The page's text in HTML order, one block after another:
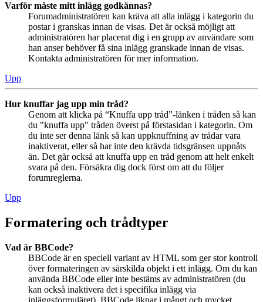
Varför måste mitt inlägg godkännas?
Forumadministratören kan kräva att alla inlägg i kategorin du
postar i granskas innan de visas. Det är också möjligt att
administratören har placerat dig i en grupp av användare som
han anser behöver få sina inlägg granskade innan de visas.
Kontakta administratören för mer information.
Upp
Hur knuffar jag upp min tråd?
Genom att klicka på “Knuffa upp tråd”-länken i tråden så kan
du "knuffa upp" tråden överst på förstasidan i kategorin. Om
du inte ser denna länk så kan uppknuffning av trådar vara
inaktiverat, eller så har inte den krävda tidsgränsen uppnåts
än. Det går också att knuffa upp en tråd genom att helt enkelt
svara på den. Försäkra dig dock först om att du följer
forumreglerna.
Upp
Formatering och trådtyper
Vad är BBCode?
BBCode är en speciell variant av HTML som ger stor kontroll
över formateringen av särskilda objekt i ett inlägg. Om du kan
använda BBCode eller inte bestäms av administratören (du
kan också inaktivera det i specifika inlägg via
inläggsformuläret). BBCode liknar i mångt och mycket